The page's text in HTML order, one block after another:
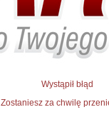
Wystąpił błąd
Zostaniesz za chwilę